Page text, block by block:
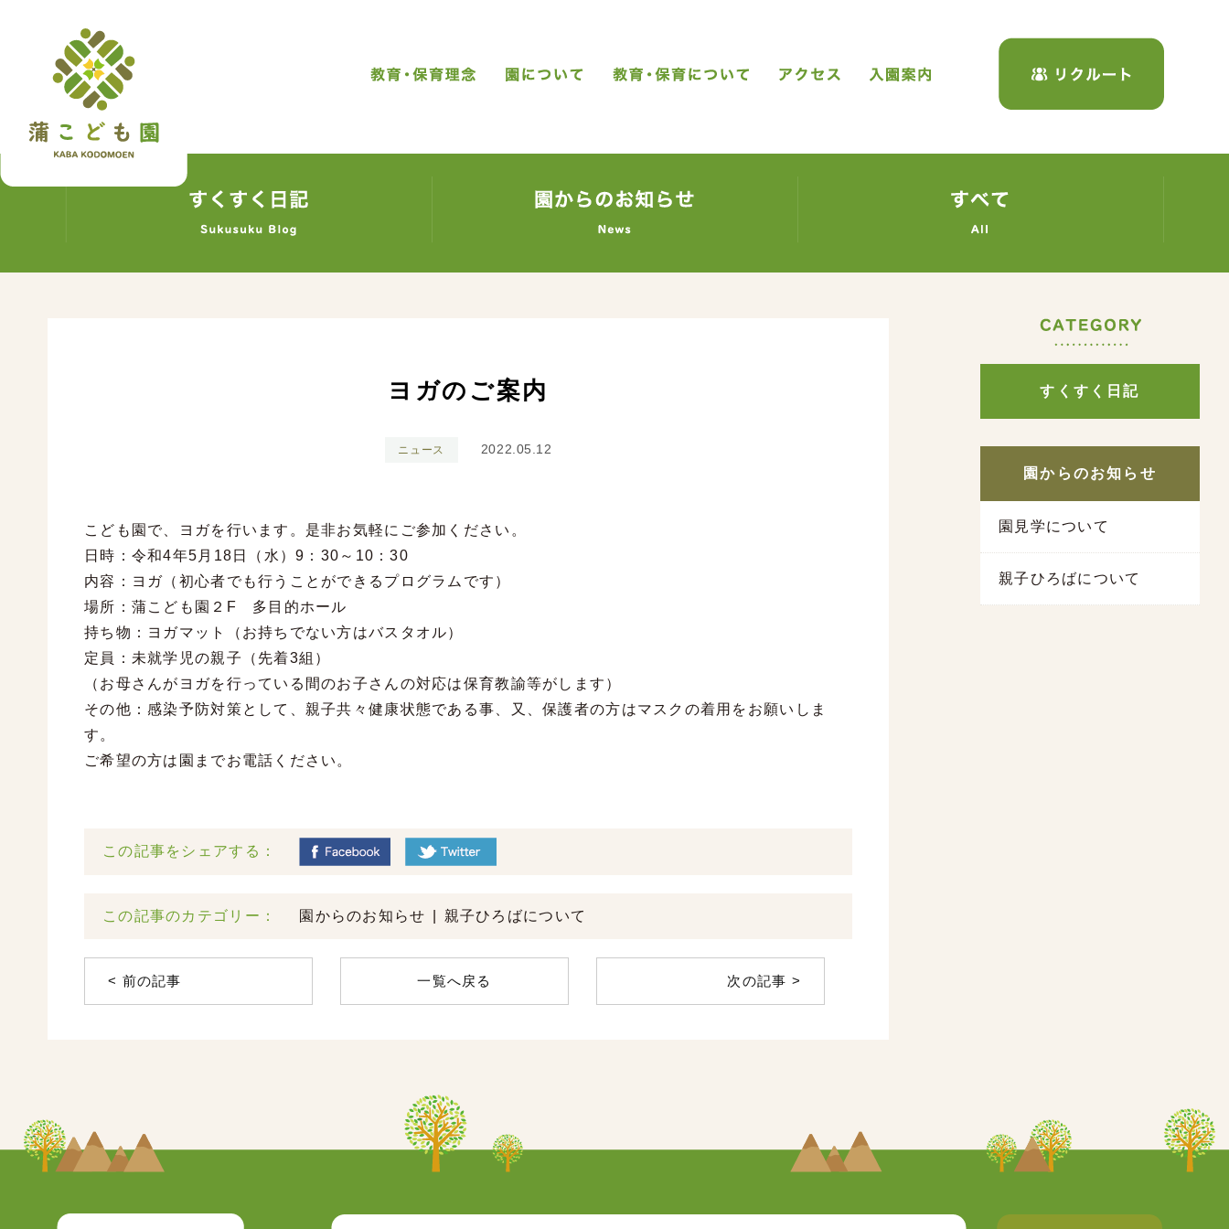
入園案内
トップページ
ヨガのご案内
ニュース 2022.05.12
こども園で、ヨガを行います。是非お気軽にご参加ください。
日時：令和4年5月18日（水）9：30～10：30
内容：ヨガ（初心者でも行うことができるプログラムです）
場所：蒲こども園２F 多目的ホール
持ち物：ヨガマット（お持ちでない方はバスタオル）
定員：未就学児の親子（先着3組）
（お母さんがヨガを行っている間のお子さんの対応は保育教諭等がします）
その他：感染予防対策として、親子共々健康状態である事、又、保護者の方はマスクの着用をお願いしま
す。
ご希望の方は園までお電話ください。
この記事をシェアする：
この記事のカテゴリー： 園からのお知らせ 親子ひろばについて
< 前の記事 一覧へ戻る 次の記事 >
すくすく日記
園からのお知らせ
園見学について
親子ひろばについて
社会福祉法人光禅会 蒲こども園 教育・保育理念園について 教育・保育について
アクセス 入園案内